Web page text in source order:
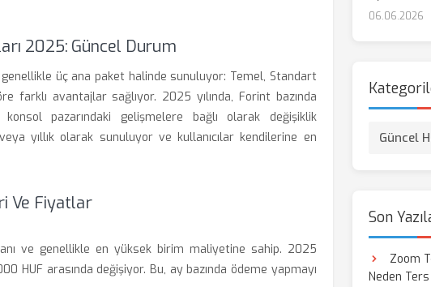
2025: Güncel Durum
üç ana paket halinde sunuluyor: Temel, Standart
farklı avantajlar sağlıyor. 2025 yılında, Forint bazında
pazarındaki gelişmelere bağlı olarak değişiklik
yıllık olarak sunuluyor ve kullanıcılar kendilerine en
Ve Fiyatlar
ve genellikle en yüksek birim maliyetine sahip. 2025
HUF arasında değişiyor. Bu, ay bazında ödeme yapmayı
06.06.2026
Güncel
Son
Zoom
Neden